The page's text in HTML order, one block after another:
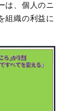
は、個人のニ
組織の利益に